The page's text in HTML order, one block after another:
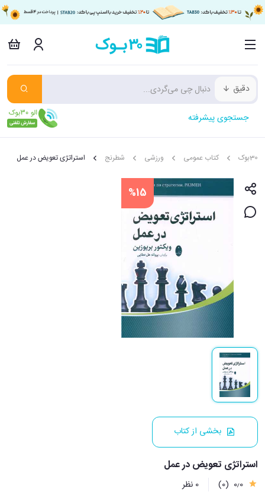
دقیق
جستجوی پیشرفته
30بوک کتاب عمومی ورزشی شطرنج استراتژی تعویض در عمل
%15
بخشی از کتاب
استراتژی تعویض در عمل
0٫0 (0) 0 نظر